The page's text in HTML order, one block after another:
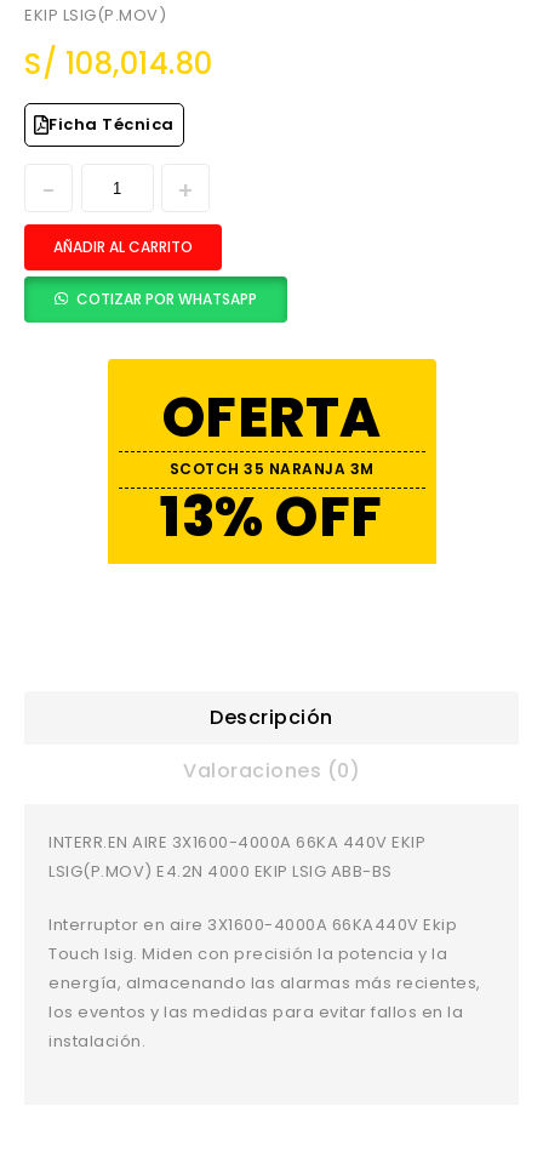
EKIP LSIG(P.MOV)
S/ 108,014.80
Ficha Técnica
AÑADIR AL CARRITO
COTIZAR POR WHATSAPP
OFERTA
SCOTCH 35 NARANJA 3M
13% OFF
Descripción
Valoraciones (0)
INTERR.EN AIRE 3X1600-4000A 66KA 440V EKIP
LSIG(P.MOV) E4.2N 4000 EKIP LSIG ABB-BS
Interruptor en aire 3X1600-4000A 66KA440V Ekip
Touch lsig. Miden con precisión la potencia y la
energía, almacenando las alarmas más recientes,
los eventos y las medidas para evitar fallos en la
instalación.